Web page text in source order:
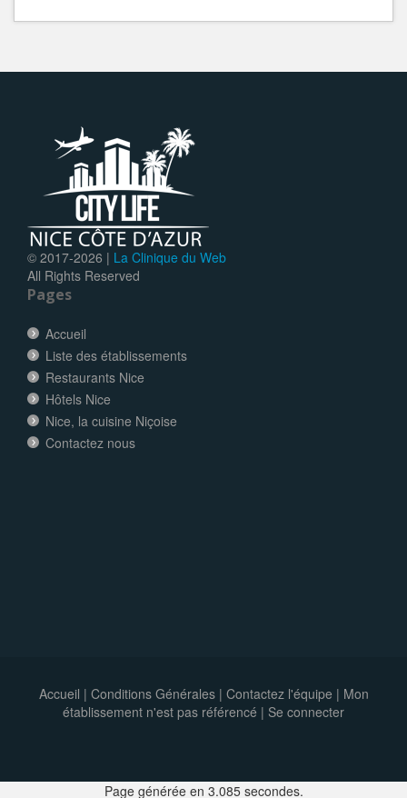
© 2017-2026 | La Clinique du Web
All Rights Reserved
Pages
Accueil
Liste des établissements
Restaurants Nice
Hôtels Nice
Nice, la cuisine Niçoise
Contactez nous
Accueil | Conditions Générales| Contactez l'équipe | Mon
établissement n'est pas référencé | Se connecter
Page générée en 3.085 secondes.